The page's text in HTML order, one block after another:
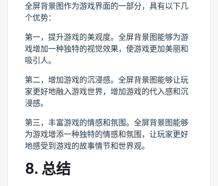
全屏背景图作为游戏界面的一部分，具有以下几
个优势：
第一，提升游戏的美观度。全屏背景图能够为游
戏增加一种独特的视觉效果，使游戏更加美丽和
吸引人。
第二，增加游戏的沉浸感。全屏背景图能够让玩
家更好地融入游戏世界，增加游戏的代入感和沉
浸感。
第三，丰富游戏的情感和氛围。全屏背景图能够
为游戏增添一种独特的情感和氛围，让玩家更好
地感受到游戏的故事情节和世界观。
8. 总结